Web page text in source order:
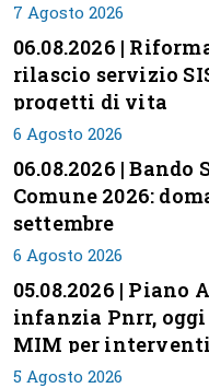
7 Agosto 2026
06.08.2026 |
rilascio servizio
progetti di vita
6 Agosto 2026
06.08.2026 |
Comune 2026:
settembre
6 Agosto 2026
05.08.2026 | Piano
infanzia Pnrr,
MIM per
conclusi
5 Agosto 2026